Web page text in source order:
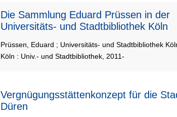
Die Sammlung Eduard Prüssen in der
Universitäts- und Stadtbibliothek Köln
Prüssen, Eduard ; Universitäts- und Stadtbibliothek
Köln : Univ.- und Stadtbibliothek, 2011-
Vergnügungsstättenkonzept für die
Düren